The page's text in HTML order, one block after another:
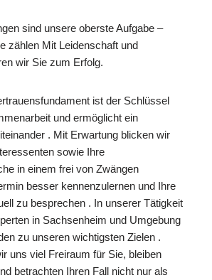
sind unsere oberste Aufgabe –
zählen Mit Leidenschaft und
wir Sie zum Erfolg.
ist der Schlüssel
und ermöglicht ein
. Mit Erwartung blicken wir
sowie Ihre
in einem frei von Zwängen
besser kennenzulernen und Ihre
zu besprechen . In unserer Tätigkeit
in Sachsenheim und Umgebung
zu unseren wichtigsten Zielen .
uns viel Freiraum für Sie, bleiben
betrachten Ihren Fall nicht nur als